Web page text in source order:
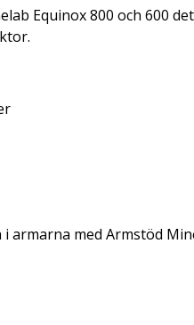
Equinox 800 och 600
med Armstöd